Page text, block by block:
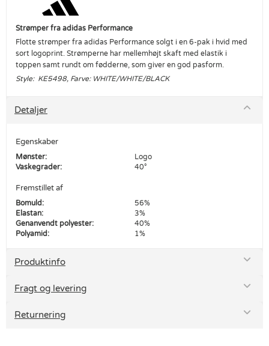
Strømper fra adidas Performance
Flotte strømper fra adidas Performance solgt i en 6-pak i hvid med
sort logoprint. Strømperne har mellemhøjt skaft med elastik i
toppen samt rundt om fødderne, som giver en god pasform.
Style: KE5498, Farve: WHITE/WHITE/BLACK
Detaljer
Egenskaber
Mønster:
Logo
Vaskegrader:
40°
Fremstillet af
Bomuld:
56%
Elastan:
3%
Genanvendt polyester:
40%
Polyamid:
1%
Produktinfo
Fragt og levering
Returnering